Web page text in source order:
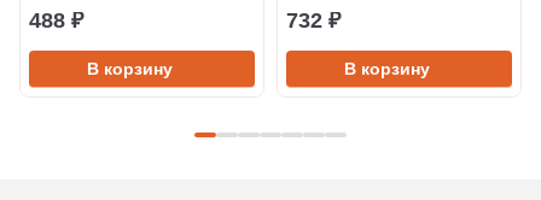
488 ₽
В корзину
732 ₽
В корзину